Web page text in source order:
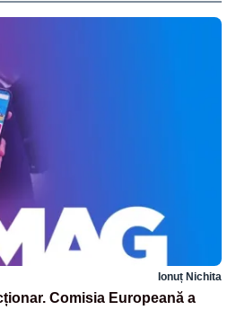
Ionuț Nichita
Comisia Europeană a